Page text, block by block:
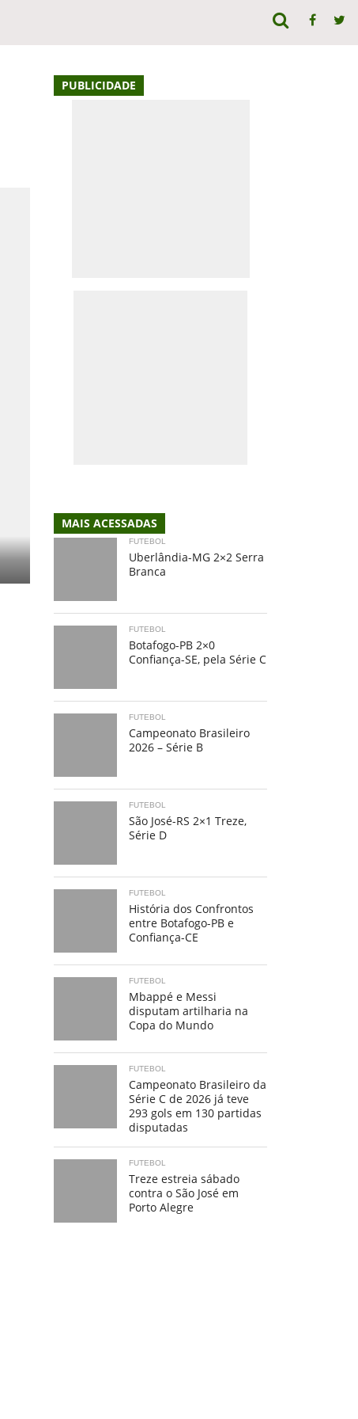
PUBLICIDADE
MAIS ACESSADAS
FUTEBOL
Uberlândia-MG 2×2 Serra
Branca
FUTEBOL
Botafogo-PB 2×0
Confiança-SE, pela Série C
FUTEBOL
Campeonato Brasileiro
2026 – Série B
FUTEBOL
São José-RS 2×1 Treze,
Série D
FUTEBOL
História dos Confrontos
entre Botafogo-PB e
Confiança-CE
FUTEBOL
Mbappé e Messi
disputam artilharia na
Copa do Mundo
FUTEBOL
Campeonato Brasileiro da
Série C de 2026 já teve
293 gols em 130 partidas
disputadas
FUTEBOL
Treze estreia sábado
contra o São José em
Porto Alegre